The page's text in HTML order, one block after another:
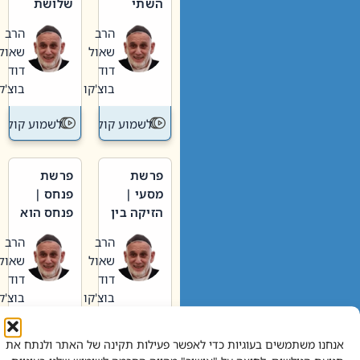
אנחנו משתמשים בעוגיות כדי לאפשר פעילות תקינה של האתר ולנתח את
וערב של
חיינו
הרב
שאול
דוד
בוצ'קו
לשמוע קול תורה – מדרש
האבות
הרב
שאול
דוד
בוצ'קו
לשמוע קול
פרשת
מסעי |
הזיקה בין
הגדול לעם הרב
שאול
דוד
בוצ'קו
לשמוע קול תורה – מדרש
פרשת
פנחס |
פנחס הוא
אליהו: בין
קנאות
הורסת
לקנאות
בונה
הרב
שאול
דוד
בוצ'קו
לשמוע קול